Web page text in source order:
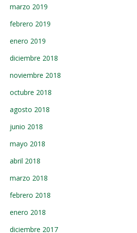
marzo 2019
febrero 2019
enero 2019
diciembre 2018
noviembre 2018
octubre 2018
agosto 2018
junio 2018
mayo 2018
abril 2018
marzo 2018
febrero 2018
enero 2018
diciembre 2017